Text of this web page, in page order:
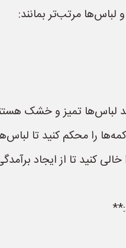
مرتب‌تر بمانند:
لباس‌ها تمیز و خشک
را محکم کنید تا
کنید تا از ایجاد